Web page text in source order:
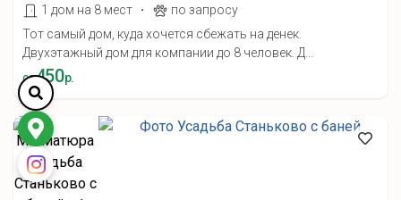
1 дом на 8 мест
·
по запросу
Тот самый дом, куда хочется сбежать на денек.
Двухэтажный дом для компании до 8 человек. Д...
от450р.